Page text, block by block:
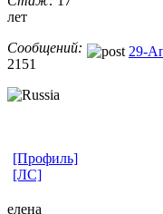
лет
Сообщений:
2151
29-
[Профиль]
[ЛС]
елена